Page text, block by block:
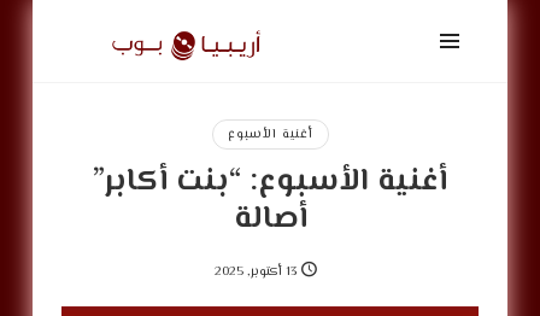
أريبيا
بوب
ArabiaPopأغنية الأسبوع
أغنية الأسبوع: “بنت أكابر”
أصالة
13 أكتوبر, 2025